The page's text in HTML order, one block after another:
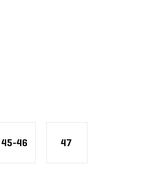
45-46 47